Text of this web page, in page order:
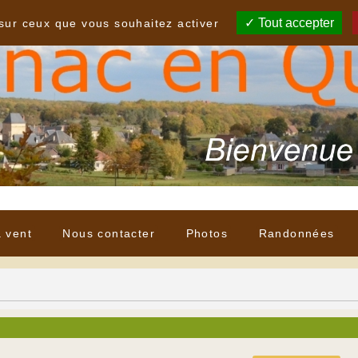
vent Nous contacter Photos Randonnées
ceux que vous souhaitez activer Tout accepter